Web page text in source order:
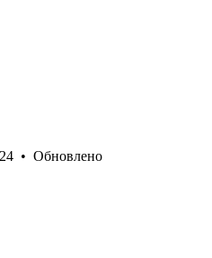
• Обновлено